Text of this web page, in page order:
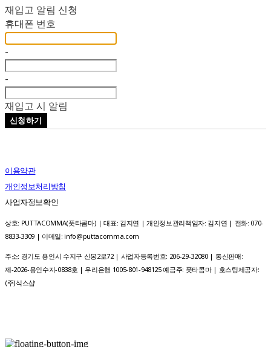
재입고 알림 신청
휴대폰 번호
-
-
재입고 시 알림
신청하기
이용약관
개인정보처리방침
사업자정보확인
상호: PUTTACOMMA(풋타콤마) | 대표: 김지연 | 개인정보관리책임자: 김지연 | 전화: 070-
8833-3309 | 이메일: info@puttacomma.com
주소: 경기도 용인시 수지구 신봉2로72 | 사업자등록번호: 206-29-32080| 통신판매:
제-2026-용인수지-0838호 | 우리은행 1005-801-948125 예금주: 풋타콤마| 호스팅제공자:
(주)식스샵